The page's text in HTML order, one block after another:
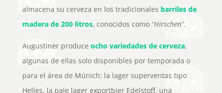
almacena su cerveza en los tradicionales barriles de
madera de 200 litros, conocidos como “Hirschen”.
Augustiner produce ocho variedades de cerveza,
algunas de ellas solo disponibles por temporada o
para el área de Múnich: la lager superventas tipo
Helles, la pale lager exportbier Edelstoff, una